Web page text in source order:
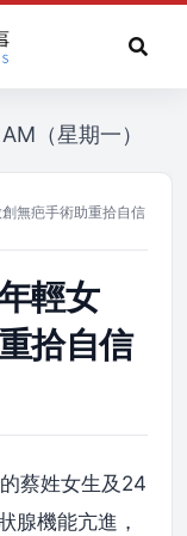
（星期一）
無疤手術助重拾自信
輕女
拾自信
蔡姓女生及24
腺機能亢進，